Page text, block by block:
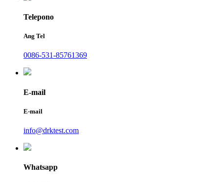
Telepono
Ang Tel
0086-531-85761369
E-mail
E-mail
info@drktest.com
Whatsapp